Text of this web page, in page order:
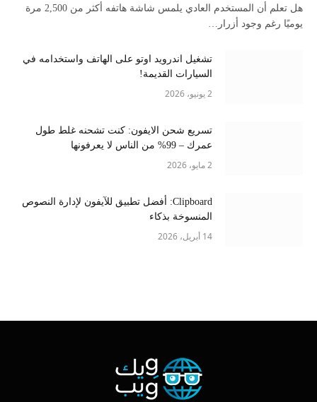
هل تعلم أن المستخدم العادي يلمس شاشة هاتفه أكثر من 2,500 مرة
يوميًا رغم وجود أزرار…
تشغيل اندرويد اوتو على الهاتف واستخدامه في
السيارات القديمة!
2 يونيو، 2026
تسريع شحن الايفون: كنت تشحنه غلط طول
عمرك – 99% من الناس لا يعرفونها
2 مايو، 2026
Clipboard: أفضل تطبيق للآيفون لإدارة النصوص
المنسوخة بذكاء
14 أبريل، 2026